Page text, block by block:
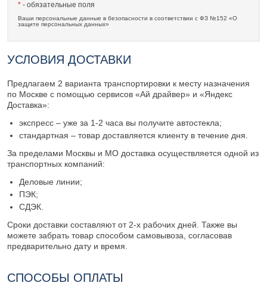
* - обязательные поля
Ваши персональные данные в безопасности в соответствии с ФЗ №152 «О
защите персональных данных»
УСЛОВИЯ ДОСТАВКИ
Предлагаем 2 варианта транспортировки к месту назначения
по Москве с помощью сервисов «Ай драйвер» и «Яндекс
Доставка»:
экспресс – уже за 1-2 часа вы получите автостекла;
стандартная – товар доставляется клиенту в течение дня.
За пределами Москвы и МО доставка осуществляется одной из
транспортных компаний:
Деловые линии;
ПЭК;
СДЭК.
Сроки доставки составляют от 2-х рабочих дней. Также вы
можете забрать товар способом самовывоза, согласовав
предварительно дату и время.
СПОСОБЫ ОПЛАТЫ